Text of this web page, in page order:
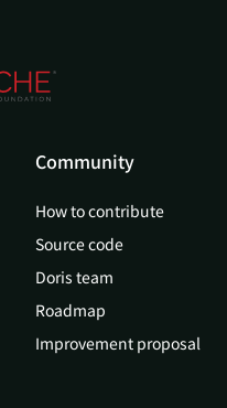
Community
How to contribute
Source code
Doris team
Roadmap
Improvement proposal